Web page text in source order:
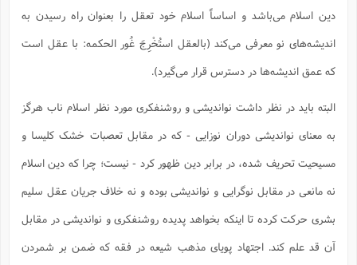
دین اسلام می‌باشد و اساساً اسلام خود تعقل را بعنوان راه رسیدن به
اندیشه‌های نو معرفی می‌کند (بالعقل استُخْرِجَ غُور الحکمه: با عقل است
که عمق اندیشه‌ها در دسترس قرار می‌گیرد).
البته باید در نظر داشت نواندیشی و روشنفکری مورد نظر اسلام ناب هرگز
به معنای نواندیشی دوران نوزایی - که در مقابل تعصبات خشک کلیسا و
مسیحیت تحریف شده، در برابر دین ظهور کرد - نیست؛ چرا که دین اسلام
نه مانعی در مقابل نوگرایی و نواندیشی بوده و نه خلاف جریان عقل سلیم
بشری حرکت کرده تا اینکه بخواهد پدیده روشنفکری و نواندیشی در مقابل
آن قد علم کند. اجتهاد پویای مذهب شیعه در فقه که ضمن بر شمردن